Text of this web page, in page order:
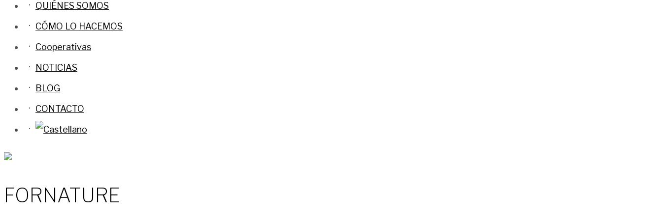
QUIÉNES SOMOS
CÓMO LO HACEMOS
Cooperativas
NOTICIAS
BLOG
CONTACTO
FORNATURE